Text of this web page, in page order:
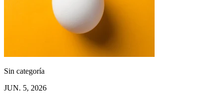
Sin categoría
JUN. 5, 2026